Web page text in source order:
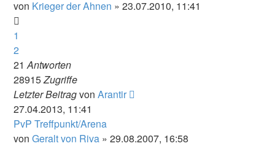
von Krieger der Ahnen » 23.07.2010, 11:41
1
2
21Antworten
28915Zugriffe
Letzter BeitragvonArantir
27.04.2013, 11:41
PvP Treffpunkt/Arena
vonGeralt von Riva » 29.08.2007, 16:58